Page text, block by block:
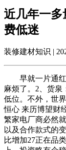
近几年一
费低迷
装修建材知识 |
早就一片通红
麻烦了。2、货泉
低位。不外，世
恒心 来历博望财
繁家电厂商必然
以及合作款式的
比增加27正在品